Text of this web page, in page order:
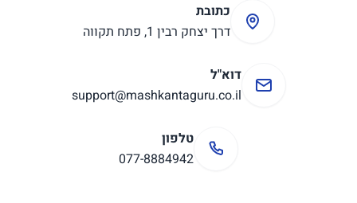
כתובת
דרך יצחק רבין 1, פתח תקווה
דוא"ל
support@mashkantaguru.co.il
טלפון
077-8884942